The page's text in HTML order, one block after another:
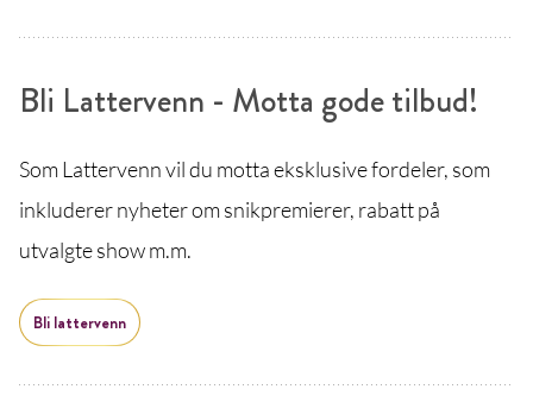
Bli Lattervenn - Motta gode tilbud!
Som Lattervenn vil du motta eksklusive fordeler, som
inkluderer nyheter om snikpremierer, rabatt på
utvalgte show m.m.
Bli lattervenn